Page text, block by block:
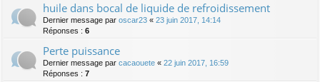
huile dans bocal de liquide de refroidissement
Dernier message par oscar23 « 23 juin 2017, 14:14
Réponses : 6
Perte puissance
Dernier message par cacaouete « 22 juin 2017, 16:59
Réponses : 7